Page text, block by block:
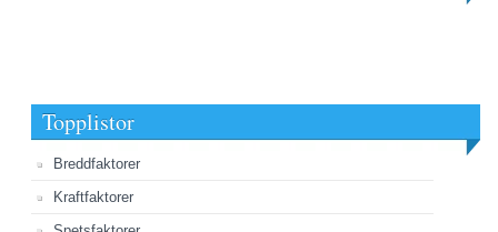
Topplistor
Breddfaktorer
Kraftfaktorer